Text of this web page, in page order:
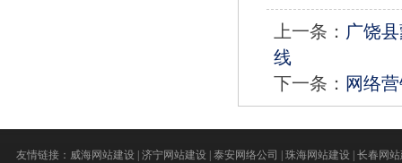
上一条： 广饶
线
下一条： 网络
友情链接： 威海网站建设| 济宁网站建设| 泰安网络公司 珠海网站建设| 长春网